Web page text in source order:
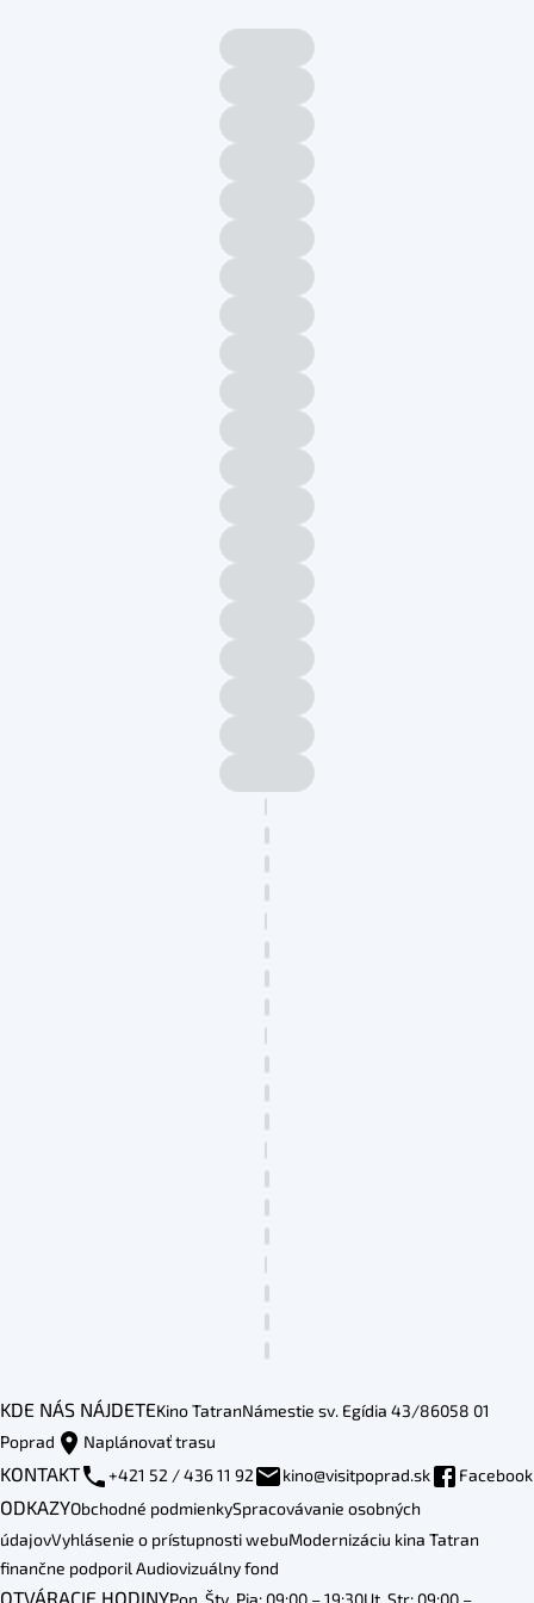
KDE NÁS NÁJDETEKino TatranNámestie sv. Egídia 43/86058 01
Poprad
Naplánovať trasu
KONTAKT +421 52 / 436 11 92 kino@visitpoprad.sk Facebook
ODKAZYObchodné podmienkySpracovávanie osobných
údajovVyhlásenie o prístupnosti webuModernizáciu kina Tatran
finančne podporil Audiovizuálny fond
OTVÁRACIE HODINY